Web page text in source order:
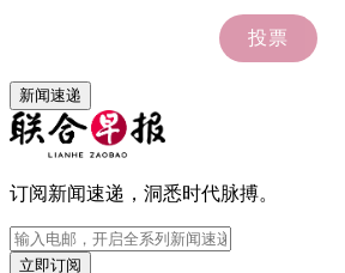
新闻速递
订阅新闻速递，洞悉时代脉搏。
立即订阅